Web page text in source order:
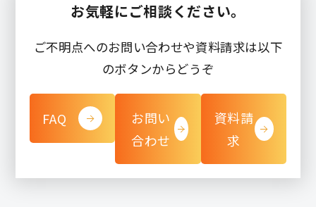
お気軽にご相談ください。
ご不明点へのお問い合わせや資料請求は以下
のボタンからどうぞ
FAQ
お問い
合わせ
資料請
求